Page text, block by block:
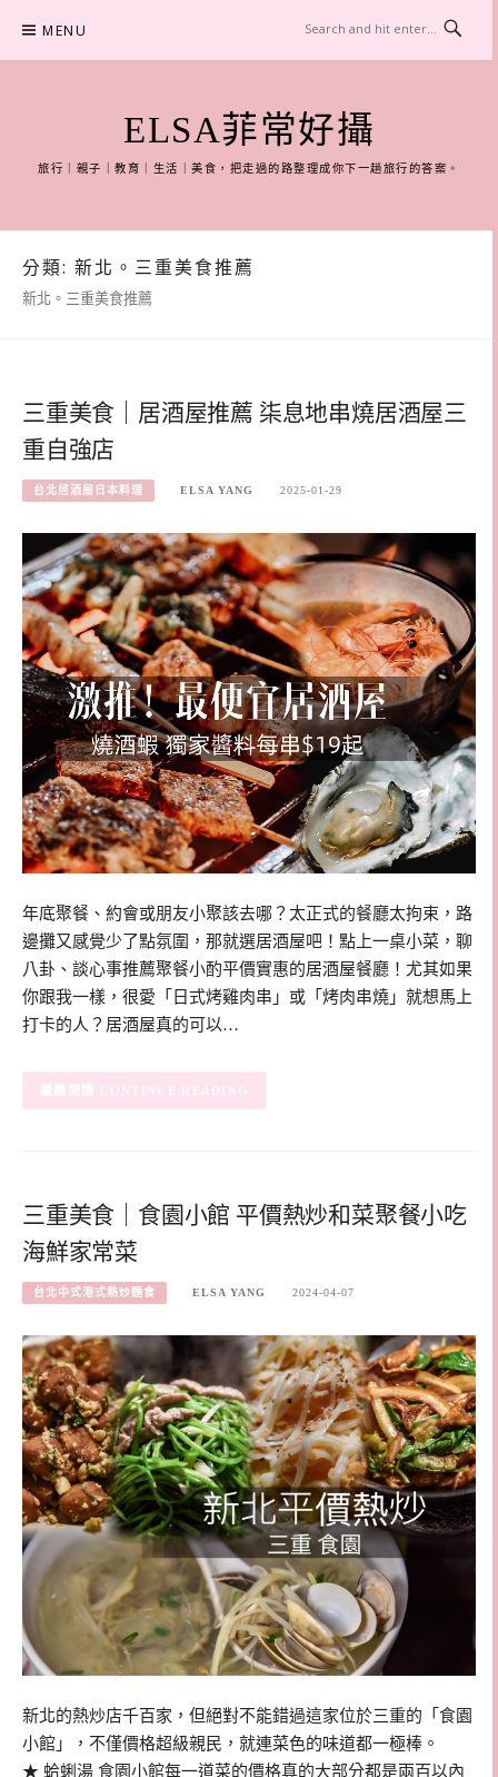
content
MENU
ELSA菲常好攝
旅行｜親子｜教育｜生活｜美食，把走過的路整理成你下一趟旅行的答案。
分類: 新北。三重美食推薦
新北。三重美食推薦
三重美食｜居酒屋推薦 柒息地串燒居酒屋三
重自強店
台北居酒屋日本料理 ELSA YANG 2025-01-29
年底聚餐、約會或朋友小聚該去哪？太正式的餐廳太拘束，路
邊攤又感覺少了點氛圍，那就選居酒屋吧！點上一桌小菜，聊
八卦、談心事推薦聚餐小酌平價實惠的居酒屋餐廳！尤其如果
你跟我一樣，很愛「日式烤雞肉串」或「烤肉串燒」就想馬上
打卡的人？居酒屋真的可以…
CONTINUE READING
三重美食｜食園小館 平價熱炒和菜聚餐小吃
海鮮家常菜
台北中式港式熱炒麵食 ELSA YANG 2024-04-07
新北的熱炒店千百家，但絕對不能錯過這家位於三重的「食園
小館」，不僅價格超級親民，就連菜色的味道都一極棒。
★ 蛤蜊湯 食園小館每一道菜的價格真的大部分都是兩百以內